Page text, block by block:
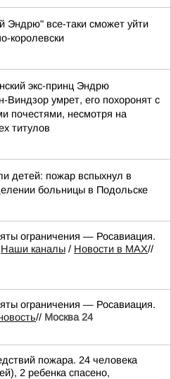
Эндрю" все-таки сможет уйти
королевски
экс-принц Эндрю
Виндзор умрет, его похоронят с
почестями, несмотря на
титулов
детей: пожар вспыхнул в
больницы в Подольске
ограничения — Росавиация.
Наши каналы / Новости в MAX//
ограничения — Росавиация.
// Москва 24
пожара. 24 человека
2 ребенка спасено,